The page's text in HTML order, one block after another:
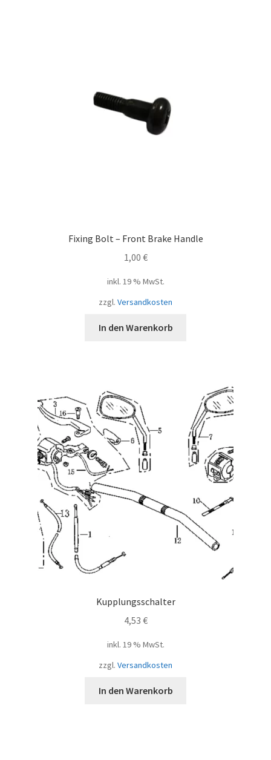
Fixing Bolt – Front Brake Handle
1,00 €
inkl. 19 % MwSt.
zzgl. Versandkosten
In den Warenkorb
Kupplungsschalter
4,53 €
inkl. 19 % MwSt.
zzgl. Versandkosten
In den Warenkorb